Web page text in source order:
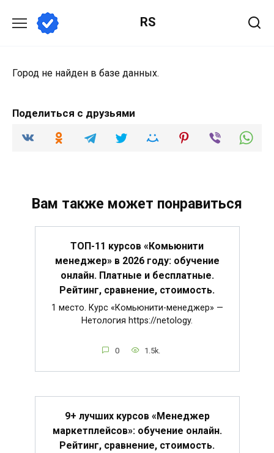
содержанию
RS
Город не найден в базе данных.
Поделиться с друзьями
Вам также может понравиться
ТОП-11 курсов «Комьюнити
менеджер» в 2026 году: обучение
онлайн. Платные и бесплатные.
Рейтинг, сравнение, стоимость.
1 место. Курс «Комьюнити-менеджер» —
Нетология https://netology.
0 1.5k.
9+ лучших курсов «Менеджер
маркетплейсов»: обучение онлайн.
Рейтинг, сравнение, стоимость.